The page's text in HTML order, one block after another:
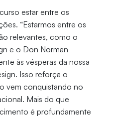
estar entre os
“Estarmos entre os
relevantes, como o
e o Don Norman
às vésperas da nossa
Isso reforça o
vem conquistando no
Mais do que
é profundamente